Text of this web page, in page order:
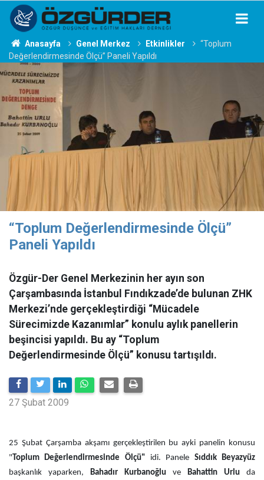
Anasayfa Genel Merkez Etkinlikler
“Toplum
Değerlendirmesinde Ölçü” Paneli Yapıldı
“Toplum Değerlendirmesinde Ölçü”
Paneli Yapıldı
Özgür-Der Genel Merkezinin her ayın son
Çarşambasında İstanbul Fındıkzade’de bulunan ZHK
Merkezi’nde gerçekleştirdiği “Mücadele
Sürecimizde Kazanımlar” konulu aylık panellerin
beşincisi yapıldı. Bu ay “Toplum
Değerlendirmesinde Ölçü” konusu tartışıldı.
27 Şubat 2009
25 Şubat Çarşamba akşamı gerçekleştirilen bu ayki panelin konusu
" Toplum Değerlendirmesinde Ölçü" idi. Panele Sıddık Beyazyüz
başkanlık yaparken, Bahadır Kurbanoğlu ve Bahattin Urlu da